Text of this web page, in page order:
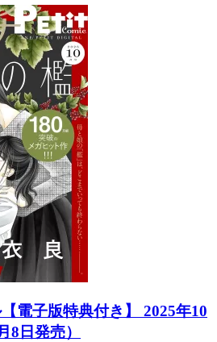
電子版特典付き】 2025年10
8日発売）